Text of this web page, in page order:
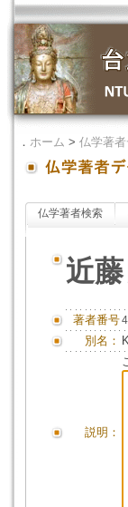
． ホーム > 仏学著
仏学著者検索
近
著者番号
別名：
説明：